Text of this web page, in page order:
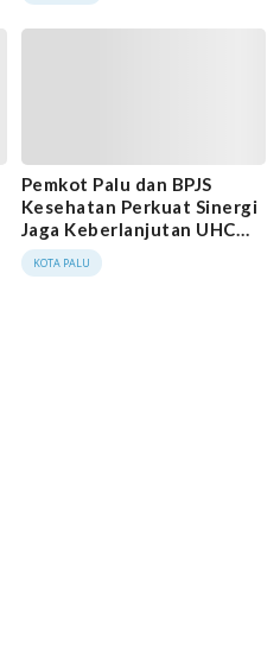
Pemkot Palu dan BPJS
Kesehatan Perkuat Sinergi
Jaga Keberlanjutan UHC
Prioritas
KOTA PALU